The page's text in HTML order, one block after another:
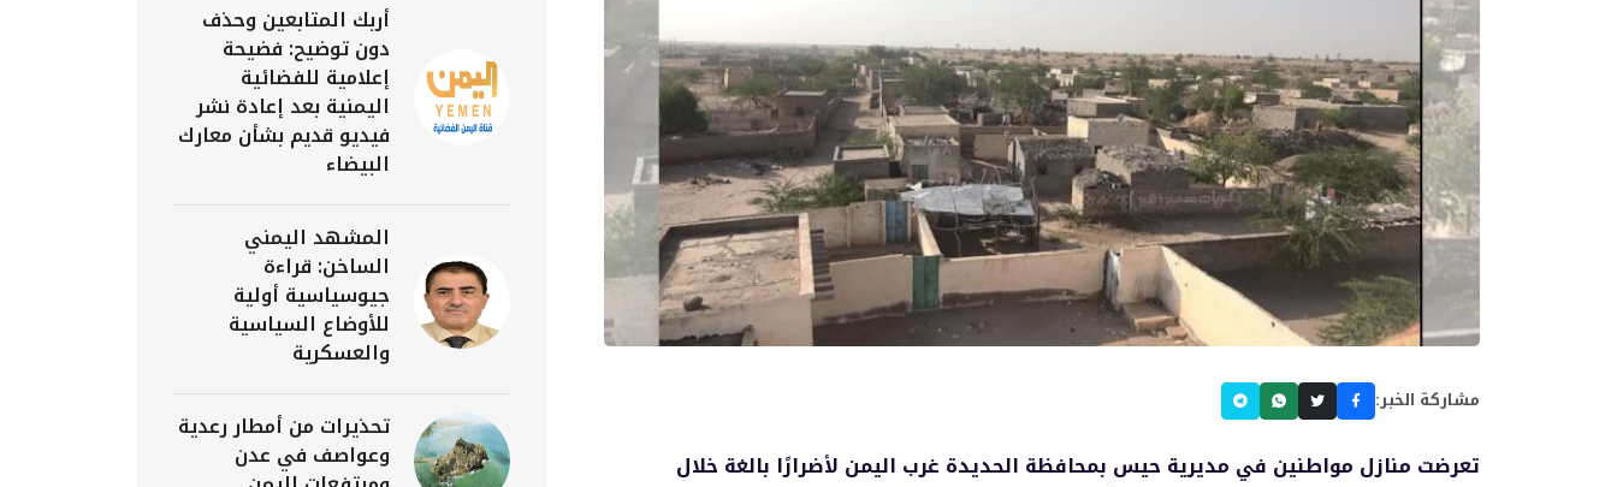
مشاركة الخبر:
تعرضت منازل مواطنين في مديرية حيس بمحافظة الحديدة غرب اليمن لأضرارًا بالغة خلال
أربك المتابعين وحذف
دون توضيح: فضيحة
إعلامية للفضائية
اليمنية بعد إعادة نشر
فيديو قديم بشأن معارك
البيضاء
المشهد اليمني
الساخن: قراءة
جيوسياسية أولية
للأوضاع السياسية
والعسكرية
تحذيرات من أمطار رعدية
وعواصف في عدن